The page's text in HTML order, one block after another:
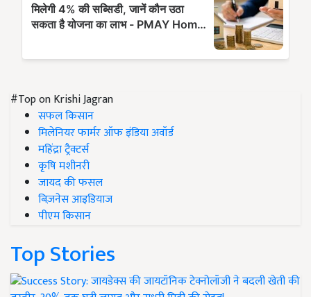
#Top on Krishi Jagran
सफल किसान
मिलेनियर फार्मर ऑफ इंडिया अवॉर्ड
महिंद्रा ट्रैक्टर्स
कृषि मशीनरी
जायद की फसल
बिज़नेस आइडियाज
पीएम किसान
Top Stories